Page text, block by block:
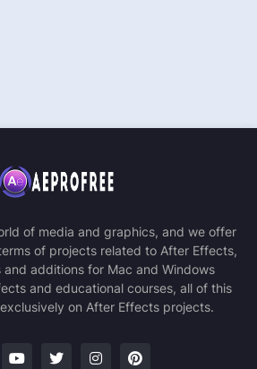
of media and graphics, and we offer
of projects related to After Effects,
and additions for Mac and Windows
and educational courses, all of this
on After Effects projects.